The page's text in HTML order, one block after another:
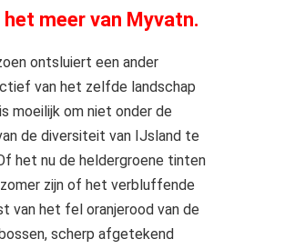
het meer van Myvatn.
ontsluiert een ander
van het zelfde landschap
moeilijk om niet onder de
de diversiteit van IJsland te
het nu de heldergroene tinten
zijn of het verbluffende
van het fel oranjerood van de
scherp afgetekend